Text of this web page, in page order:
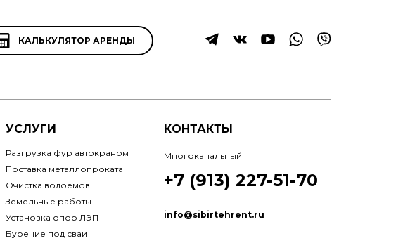
КАЛЬКУЛЯТОР АРЕНДЫ
УСЛУГИ
Разгрузка фур автокраном
Поставка металлопроката
Очистка водоемов
Земельные работы
Установка опор ЛЭП
Бурение под сваи
КОНТАКТЫ
Многоканальный
+7 (913) 227-51-70
info@sibirtehrent.ru